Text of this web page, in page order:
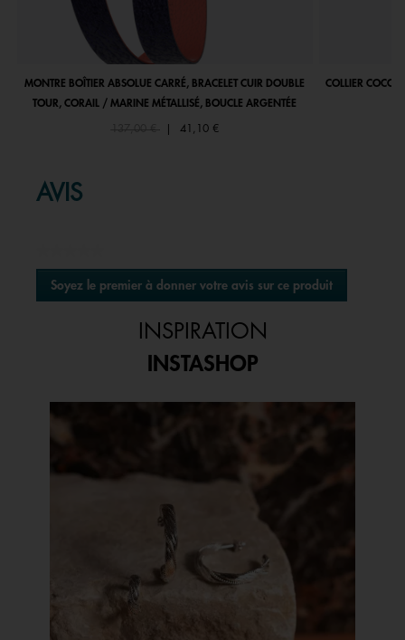
MONTRE BOÎTIER ABSOLUE CARRÉ, BRACELET CUIR DOUBLE
TOUR, CORAIL / MARINE MÉTALLISÉ, BOUCLE ARGENTÉE
Price reduced from
137,00 €to 41,10 €
COLLIER
AVIS
Aucune
valeur
de
Soyez le premier à donner votre avis sur ce produit
.
boîte
de
INSPIRATION
INSTASHOP
Media Carousel
Carousel with product photos. Use the previous and next buttons to